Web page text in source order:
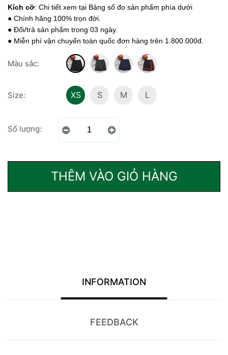
Kích cỡ: Chi tiết xem tại Bảng số đo sản phẩm phía dưới
● Chính hãng 100% trọn đời.
● Đổi/trả sản phẩm trong 03 ngày.
● Miễn phí vận chuyển toàn quốc đơn hàng trên 1.800.000đ.
Màu sắc:
Size: XS S M L
Số lượng:
THÊM VÀO GIỎ HÀNG
INFORMATION
FEEDBACK